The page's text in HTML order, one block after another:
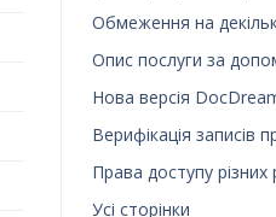
Обмеження на
Опис послуги за
Нова версія
Верифікація записів
Права доступу
Усі сторінки